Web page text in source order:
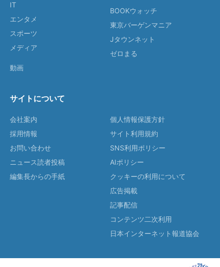
IT
エンタメ
スポーツ
メディア
動画
BOOKウォッチ
東京バーゲンマニア
Jタウンネット
ゼロまる
サイトについて
会社案内
採用情報
お問い合わせ
ニュース読者投稿
編集長からの手紙
個人情報保護方針
サイト利用規約
SNS利用ポリシー
AIポリシー
クッキーの利用について
広告掲載
記事配信
コンテンツ二次利用
日本インターネット報道協会